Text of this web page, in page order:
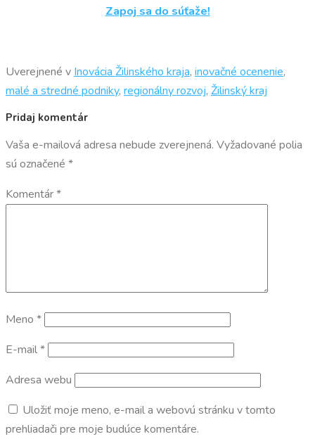
Zapoj sa do súťaže!
Uverejnené v Inovácia Žilinského kraja, inovačné ocenenie,
malé a stredné podniky, regionálny rozvoj, Žilinský kraj
Pridaj komentár
Vaša e-mailová adresa nebude zverejnená. Vyžadované polia
sú označené *
Komentár*
Meno *
E-mail*
Adresa webu
Uložiť moje meno, e-mail a webovú stránku v tomto
prehliadači pre moje budúce komentáre.